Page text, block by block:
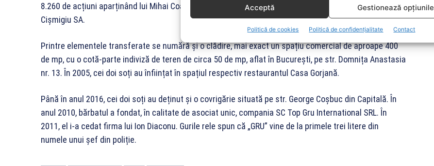
Acceptă Gestionează opțiunile
Politică de cookies Politică de confidențialitate Contact
8.260 de acțiuni aparținând lui Mihai Coandă, reprezentând puțin peste 12% din capitalul social al SC
Cișmigiu SA.
Printre elementele transferate se numără și o clădire, mai exact un spațiu comercial de aproape 400
de mp, cu o cotă-parte indiviză de teren de circa 50 de mp, aflat în București, pe str. Domnița Anastasia
nr. 13. În 2005, cei doi soți au înființat în spațiul respectiv restaurantul Casa Gorjană.
Până în anul 2016, cei doi soți au deținut și o covrigărie situată pe str. George Coșbuc din Capitală. În
anul 2010, bărbatul a fondat, în calitate de asociat unic, compania SC Top Gru International SRL. În
2011, el i-a cedat firma lui Ion Diaconu. Gurile rele spun că „GRU” vine de la primele trei litere din
numele unui șef din poliție.